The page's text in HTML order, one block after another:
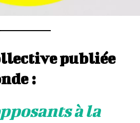
publiée
:
à la